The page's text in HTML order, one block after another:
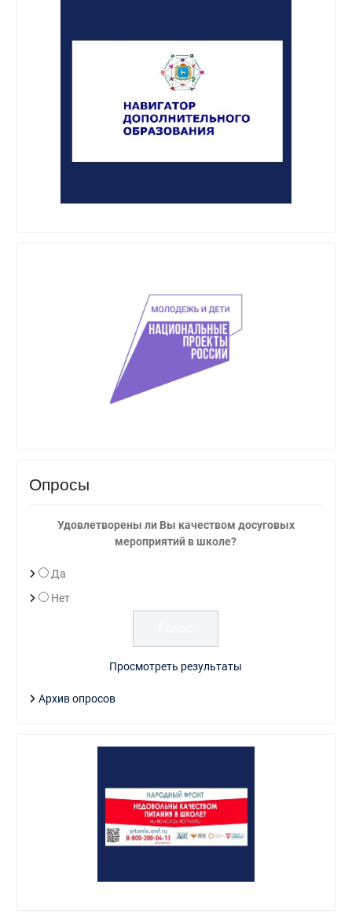
Опросы
Удовлетворены ли Вы качеством досуговых
мероприятий в школе?
Да
Нет
Просмотреть результаты
Архив опросов